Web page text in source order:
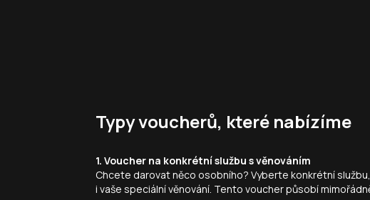
Typy voucherů, které nabízíme
1. Voucher na konkrétní službu s věnováním
Chcete darovat něco osobního? Vyberte konkrétní
i vaše speciální věnování. Tento voucher působí